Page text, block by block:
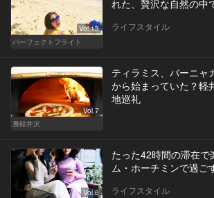
Vol.13
パーフェクトフライト
れた、贅沢な自然の中
ライフスタイル
Vol.7
裏軽井沢
ティラミス、バーニャ
から始まっていた？軽
地巡礼
Vol.6
たった42時間の滞在で
ム・ホーチミンで過ご
ライフスタイル